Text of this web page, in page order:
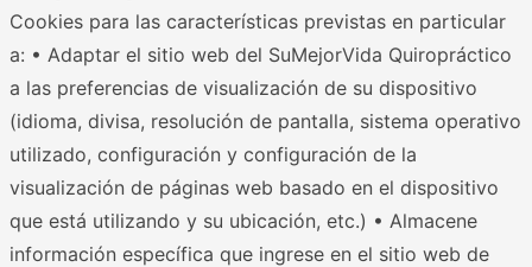
Cookies para las características previstas en particular
a: • Adaptar el sitio web del SuMejorVida Quiropráctico
a las preferencias de visualización de su dispositivo
(idioma, divisa, resolución de pantalla, sistema operativo
utilizado, configuración y configuración de la
visualización de páginas web basado en el dispositivo
que está utilizando y su ubicación, etc.) • Almacene
información específica que ingrese en el sitio web de